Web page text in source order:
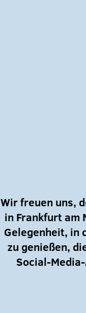
Wir freuen uns,
in Frankfurt am
Gelegenheit, in
zu genießen,
Social-